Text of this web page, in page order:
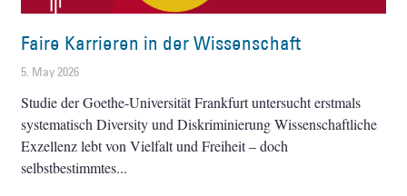
Faire Karrieren in der Wissenschaft
5. May 2026
Studie der Goethe-Universität Frankfurt untersucht erstmals
systematisch Diversity und Diskriminierung Wissenschaftliche
Exzellenz lebt von Vielfalt und Freiheit – doch
selbstbestimmtes